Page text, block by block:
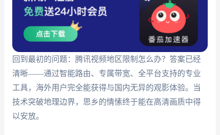
回到最初的问题：腾讯视频地区限制怎么办？答案已经
清晰——通过智能路由、专属带宽、全平台支持的专业
工具，海外用户完全能获得与国内无异的观影体验。当
技术突破地理边界，思乡的情愫终于能在高清画质中得
以安放。